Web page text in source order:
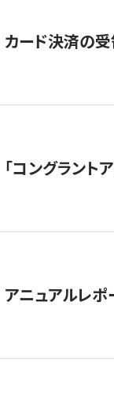
カード決済の
「コングラント
アニュアルレ